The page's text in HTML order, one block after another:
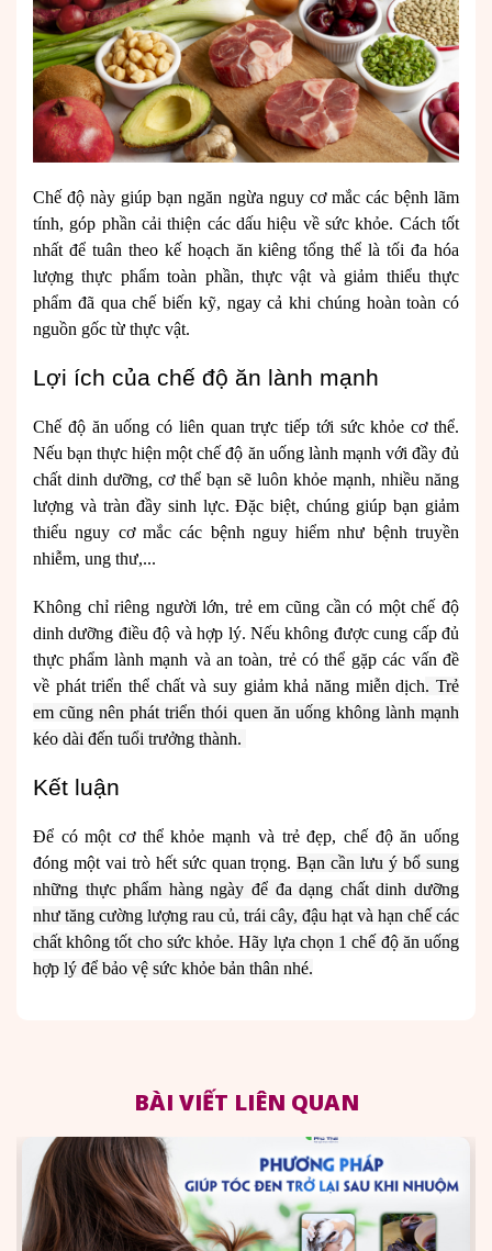
Chế độ này giúp bạn ngăn ngừa nguy cơ mắc các bệnh lãm
tính, góp phần cải thiện các dấu hiệu về sức khỏe. Cách tốt
nhất để tuân theo kế hoạch ăn kiêng tổng thể là tối đa hóa
lượng thực phẩm toàn phần, thực vật và giảm thiểu thực
phẩm đã qua chế biến kỹ, ngay cả khi chúng hoàn toàn có
nguồn gốc từ thực vật.
Lợi ích của chế độ ăn lành mạnh
Chế độ ăn uống có liên quan trực tiếp tới sức khỏe cơ thể.
Nếu bạn thực hiện một chế độ ăn uống lành mạnh với đầy đủ
chất dinh dưỡng, cơ thể bạn sẽ luôn khỏe mạnh, nhiều năng
lượng và tràn đầy sinh lực. Đặc biệt, chúng giúp bạn giảm
thiểu nguy cơ mắc các bệnh nguy hiểm như bệnh truyền
nhiễm, ung thư,...
Không chỉ riêng người lớn, trẻ em cũng cần có một chế độ
dinh dưỡng điều độ và hợp lý. Nếu không được cung cấp đủ
thực phẩm lành mạnh và an toàn, trẻ có thể gặp các vấn đề
về phát triển thể chất và suy giảm khả năng miễn dịch. Trẻ
em cũng nên phát triển thói quen ăn uống không lành mạnh
kéo dài đến tuổi trưởng thành.
Kết luận
Để có một cơ thể khỏe mạnh và trẻ đẹp, chế độ ăn uống
đóng một vai trò hết sức quan trọng.Bạn cần lưu ý bổ sung
những thực phẩm hàng ngày để đa dạng chất dinh dưỡng
như tăng cường lượng rau củ, trái cây, đậu hạt và hạn chế các
chất không tốt cho sức khỏe. Hãy lựa chọn 1 chế độ ăn uống
hợp lý để bảo vệ sức khỏe bản thân nhé.
BÀI VIẾT LIÊN QUAN